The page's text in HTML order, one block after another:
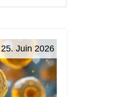
25. Juin 2026